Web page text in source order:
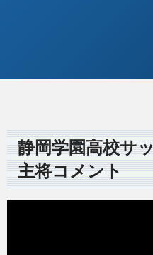
静岡学園高校サ
主将コメント